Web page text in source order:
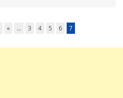
« ... 3 4 5 6 7